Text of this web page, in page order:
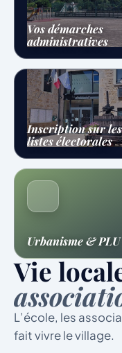
Vos démarches
administratives
Inscription sur les
listes électorales
Urbanisme & PLU
Vie
L’école, les
fait vivre le village.